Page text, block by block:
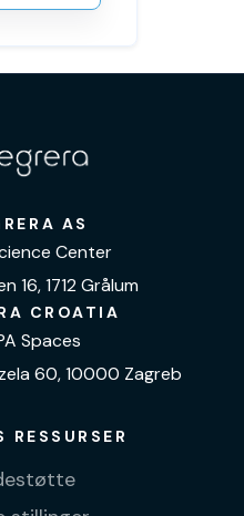
AS
Center
16, 1712 Grålum
CROATIA
Spaces
60, 10000 Zagreb
RESSURSER